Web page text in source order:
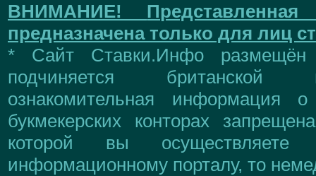
ВНИМАНИЕ!
предназначена только для лиц
* Сайт Ставки.Инфо размещён
подчиняется британской
ознакомительная информация
букмекерских конторах
которой вы
информационному порталу, то